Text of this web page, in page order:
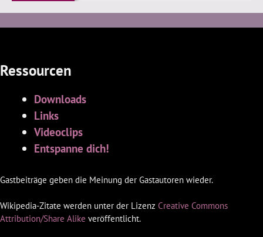
Ressourcen
Downloads
Links
Videoclips
Entspanne dich!
Gastbeiträge geben die Meinung der Gastautoren wieder.
Wikipedia-Zitate werden unter der Lizenz Creative Commons
Attribution/Share Alike veröffentlicht.